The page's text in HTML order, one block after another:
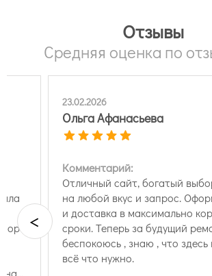
Отзывы
Средняя оценка по
23.02.2026
Ольга Афанасьева
Комментарий:
Отличный сайт, богатый
на любой вкус и запрос.
и доставка в максимально
сроки. Теперь за будущий
беспокоюсь , знаю , что здесь
всё что нужно.
<